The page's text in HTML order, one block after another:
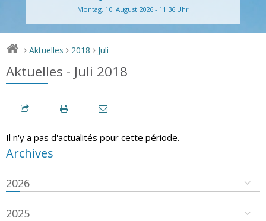
Montag, 10. August 2026 - 11:36 Uhr
> Aktuelles > 2018 > Juli
Aktuelles - Juli 2018
Il n'y a pas d'actualités pour cette période.
Archives
2026
2025